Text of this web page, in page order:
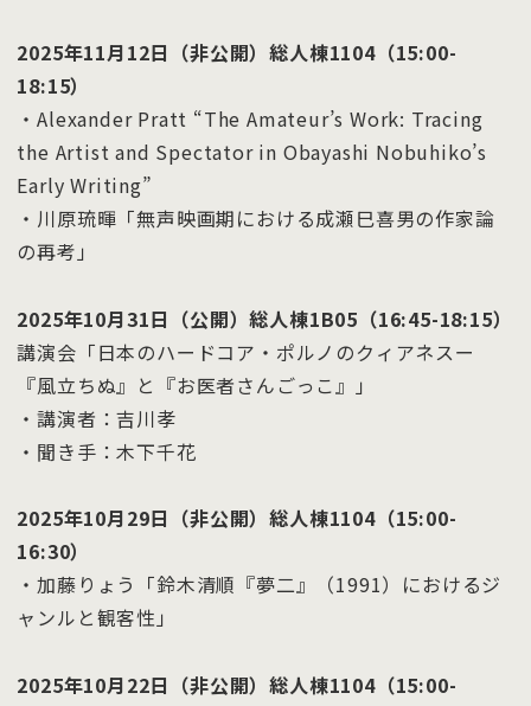
2025年11月12日（非公開）総人棟1104（15:00-
18:15）
・Alexander Pratt “The Amateur’s Work: Tracing
the Artist and Spectator in Obayashi Nobuhiko’s
Early Writing”
・川原琉暉「無声映画期における成瀬巳喜男の作家論
の再考」
2025年10月31日（公開）総人棟1B05（16:45-18:15）
講演会「日本のハードコア・ポルノのクィアネスー
『風立ちぬ』と『お医者さんごっこ』」
・講演者：吉川孝
・聞き手：木下千花
2025年10月29日（非公開）総人棟1104（15:00-
16:30）
・加藤りょう「鈴木清順『夢二』（1991）におけるジ
ャンルと観客性」
2025年10月22日（非公開）総人棟1104（15:00-